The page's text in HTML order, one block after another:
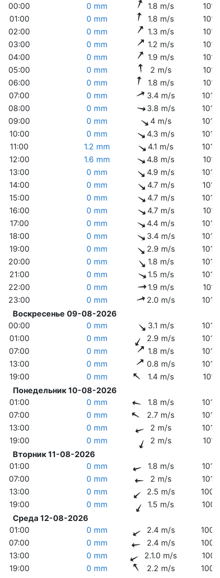
00:00
0 mm 1.8 m/s
01:00
0 mm 1.8 m/s
02:00
0 mm 1.3 m/s
03:00
0 mm 1.2 m/s
04:00
0 mm 1.9 m/s
05:00
0 mm 2 m/s
06:00
0 mm 1.8 m/s
07:00
0 mm 3.4 m/s
08:00
0 mm 3.8 m/s
09:00
0 mm 4 m/s
10:00
0 mm 4.3 m/s
11:00
1.2 mm 4.1 m/s
12:00
1.6 mm 4.8 m/s
13:00
0 mm 4.9 m/s
14:00
0 mm 4.7 m/s
15:00
0 mm 4.7 m/s
16:00
0 mm 4.7 m/s
17:00
0 mm 4.4 m/s
18:00
0 mm 3.4 m/s
19:00
0 mm 2.9 m/s
20:00
0 mm 1.8 m/s
21:00
0 mm 1.5 m/s
22:00
0 mm 1.9 m/s
23:00
0 mm 2.0 m/s
Воскресенье 09-08-2026
00:00
0 mm 3.1 m/s
01:00
0 mm 2.9 m/s
07:00
0 mm 1.8 m/s
13:00
0 mm 0.8 m/s
19:00
0 mm 1.4 m/s
Понедельник 10-08-2026
01:00
0 mm 1.8 m/s
07:00
0 mm 2.7 m/s
13:00
0 mm 2 m/s
19:00
0 mm 2 m/s
Вторник 11-08-2026
01:00
0 mm 1.8 m/s
07:00
0 mm 2 m/s
13:00
0 mm 2.5 m/s
19:00
0 mm 1.5 m/s
Среда 12-08-2026
01:00
0 mm 2.4 m/s
07:00
0 mm 2.4 m/s
13:00
0 mm 2.1.0 m/s
19:00
0 mm 2.2 m/s